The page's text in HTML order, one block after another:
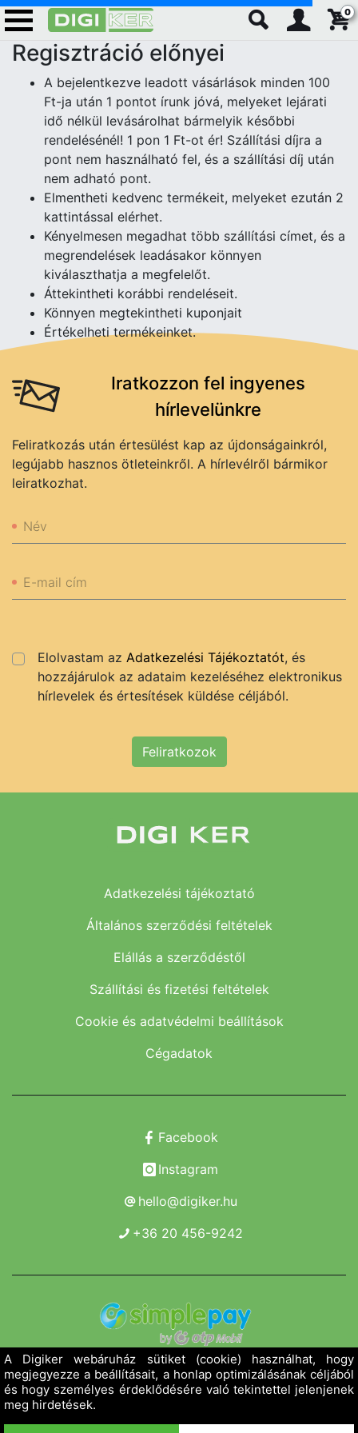
0
Regisztráció előnyei
A bejelentkezve leadott vásárlások minden 100
Ft-ja után 1 pontot írunk jóvá, melyeket lejárati
idő nélkül levásárolhat bármelyik későbbi
rendelésénél! 1 pon 1 Ft-ot ér! Szállítási díjra a
pont nem használható fel, és a szállítási díj után
nem adható pont.
Elmentheti kedvenc termékeit, melyeket ezután 2
kattintással elérhet.
Kényelmesen megadhat több szállítási címet, és a
megrendelések leadásakor könnyen
kiválaszthatja a megfelelőt.
Áttekintheti korábbi rendeléseit.
Könnyen megtekintheti kuponjait
Értékelheti termékeinket.
Iratkozzon fel ingyenes
hírlevelünkre
Feliratkozás után értesülést kap az újdonságainkról,
legújabb hasznos ötleteinkről. A hírlevélről bármikor
leiratkozhat.
Név
E-mail cím
Elolvastam az Adatkezelési Tájékoztatót, és
hozzájárulok az adataim kezeléséhez elektronikus
hírlevelek és értesítések küldése céljából.
Feliratkozok
Adatkezelési tájékoztató
Általános szerződési feltételek
Elállás a szerződéstől
Szállítási és fizetési feltételek
Cookie és adatvédelmi beállítások
Cégadatok
Facebook
Instagram
hello@digiker.hu
+36 20 456-9242
Copyright 2019 - 2026. Borsod Agroker Zrt.